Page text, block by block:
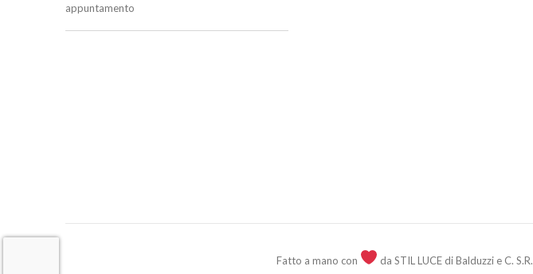
appuntamento
Fatto a mano con da STIL LUCE di Balduzzi e C.